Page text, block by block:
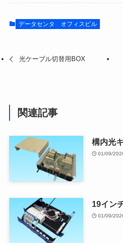
データセンタ オフィスビル
光ケーブル切替用BOX
関連記事
構内光
01/09/
19イン
01/09/